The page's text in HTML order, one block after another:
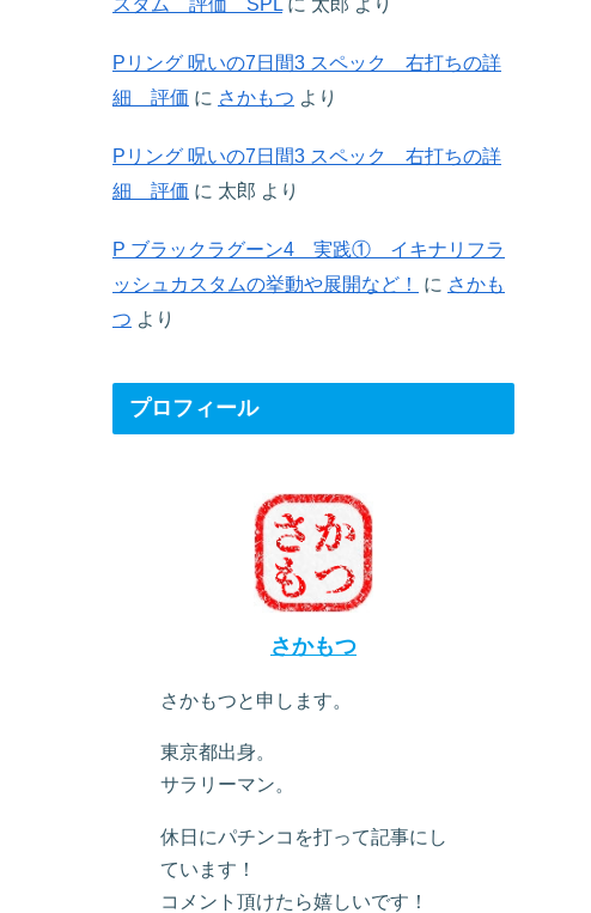
Pリング 呪いの7日間3 スペック 右打ちの詳
細 評価 に さかもつ より
Pリング 呪いの7日間3 スペック 右打ちの詳
細 評価 に 太郎 より
P ブラックラグーン4 実践① イキナリフラ
ッシュカスタムの挙動や展開など！
に さかも
つ より
プロフィール
さかもつ
さかもつと申します。
東京都出身。
サラリーマン。
休日にパチンコを打って記事にし
ています！
コメント頂けたら嬉しいです！